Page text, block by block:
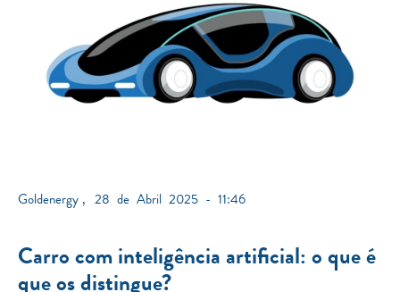
Goldenergy 28 de Abril 2025 - 11:46
Carro com inteligência artificial: o que é
que os distingue?